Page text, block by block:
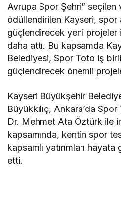
Avrupa Spor Şehri” seçilen
ödüllendirilen Kayseri, spor
güçlendirecek yeni projeler
daha attı. Bu kapsamda
Belediyesi, Spor Toto iş
güçlendirecek önemli
Kayseri Büyükşehir
Büyükkılıç, Ankara’da
Dr. Mehmet Ata Öztürk ile
kapsamında, kentin spor
kapsamlı yatırımları
etti.